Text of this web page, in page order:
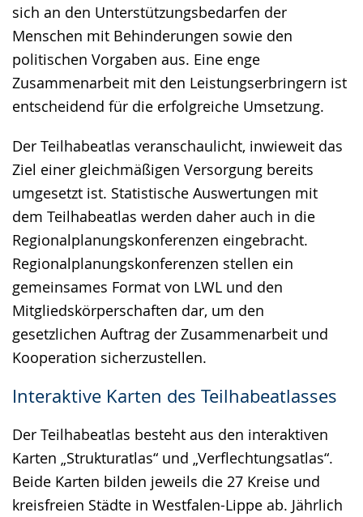
sich an den Unterstützungsbedarfen der
Menschen mit Behinderungen sowie den
politischen Vorgaben aus. Eine enge
Zusammenarbeit mit den Leistungserbringern ist
entscheidend für die erfolgreiche Umsetzung.
Der Teilhabeatlas veranschaulicht, inwieweit das
Ziel einer gleichmäßigen Versorgung bereits
umgesetzt ist. Statistische Auswertungen mit
dem Teilhabeatlas werden daher auch in die
Regionalplanungskonferenzen eingebracht.
Regionalplanungskonferenzen stellen ein
gemeinsames Format von LWL und den
Mitgliedskörperschaften dar, um den
gesetzlichen Auftrag der Zusammenarbeit und
Kooperation sicherzustellen.
Interaktive Karten des Teilhabeatlasses
Der Teilhabeatlas besteht aus den interaktiven
Karten „Strukturatlas“ und „Verflechtungsatlas“.
Beide Karten bilden jeweils die 27 Kreise und
kreisfreien Städte in Westfalen-Lippe ab. Jährlich